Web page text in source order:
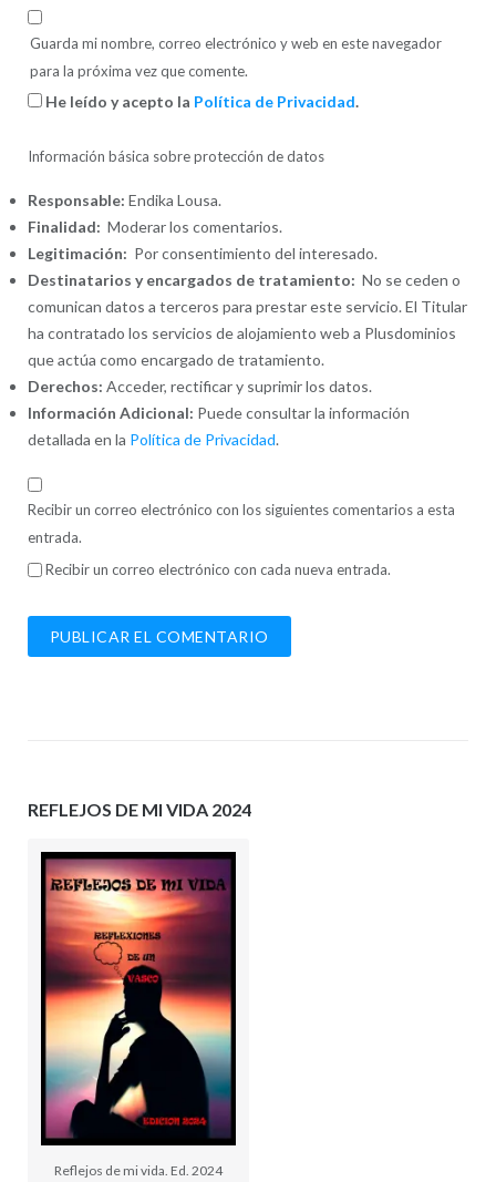
Guarda mi nombre, correo electrónico y web en este navegador
para la próxima vez que comente.
He leído y acepto la Política de Privacidad.
Información básica sobre protección de datos
Responsable: Endika Lousa.
Finalidad: Moderar los comentarios.
Legitimación: Por consentimiento del interesado.
Destinatarios y encargados de tratamiento: No se ceden o
comunican datos a terceros para prestar este servicio. El Titular
ha contratado los servicios de alojamiento web a Plusdominios
que actúa como encargado de tratamiento.
Derechos: Acceder, rectificar y suprimir los datos.
Información Adicional: Puede consultar la información
detallada en la Política de Privacidad.
Recibir un correo electrónico con los siguientes comentarios a esta
entrada.
Recibir un correo electrónico con cada nueva entrada.
REFLEJOS DE MI VIDA 2024
Reflejos de mi vida. Ed. 2024